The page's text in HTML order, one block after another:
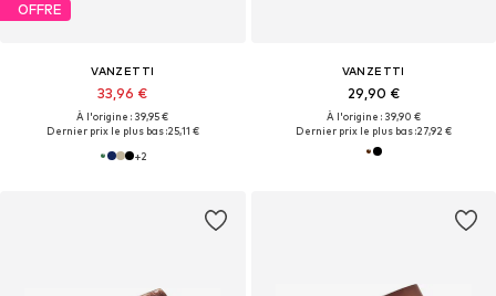
OFFRE
VANZETTI
33,96 €
À l'origine : 39,95 €
Dernier prix le plus bas :25,11 €
+2
VANZETTI
29,90 €
À l'origine : 39,90 €
Dernier prix le plus bas :27,92 €